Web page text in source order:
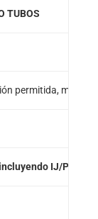
TUBOS
permitida,
IJ/PE